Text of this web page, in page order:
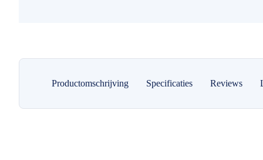
Productomschrijving Specificaties Reviews